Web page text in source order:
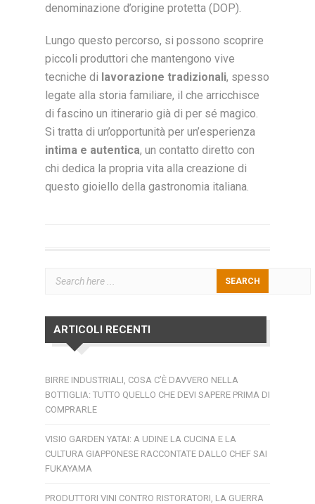
denominazione d’origine protetta (DOP).
Lungo questo percorso, si possono scoprire
piccoli produttori che mantengono vive
tecniche di lavorazione tradizionali, spesso
legate alla storia familiare, il che arricchisce
di fascino un itinerario già di per sé magico.
Si tratta di un’opportunità per un’esperienza
intima e autentica, un contatto diretto con
chi dedica la propria vita alla creazione di
questo gioiello della gastronomia italiana.
ARTICOLI RECENTI
BIRRE INDUSTRIALI, COSA C’È DAVVERO NELLA
BOTTIGLIA: TUTTO QUELLO CHE DEVI SAPERE PRIMA DI
COMPRARLE
VISIO GARDEN YATAI: A UDINE LA CUCINA E LA
CULTURA GIAPPONESE RACCONTATE DALLO CHEF SAI
FUKAYAMA
PRODUTTORI VINI CONTRO RISTORATORI, LA GUERRA